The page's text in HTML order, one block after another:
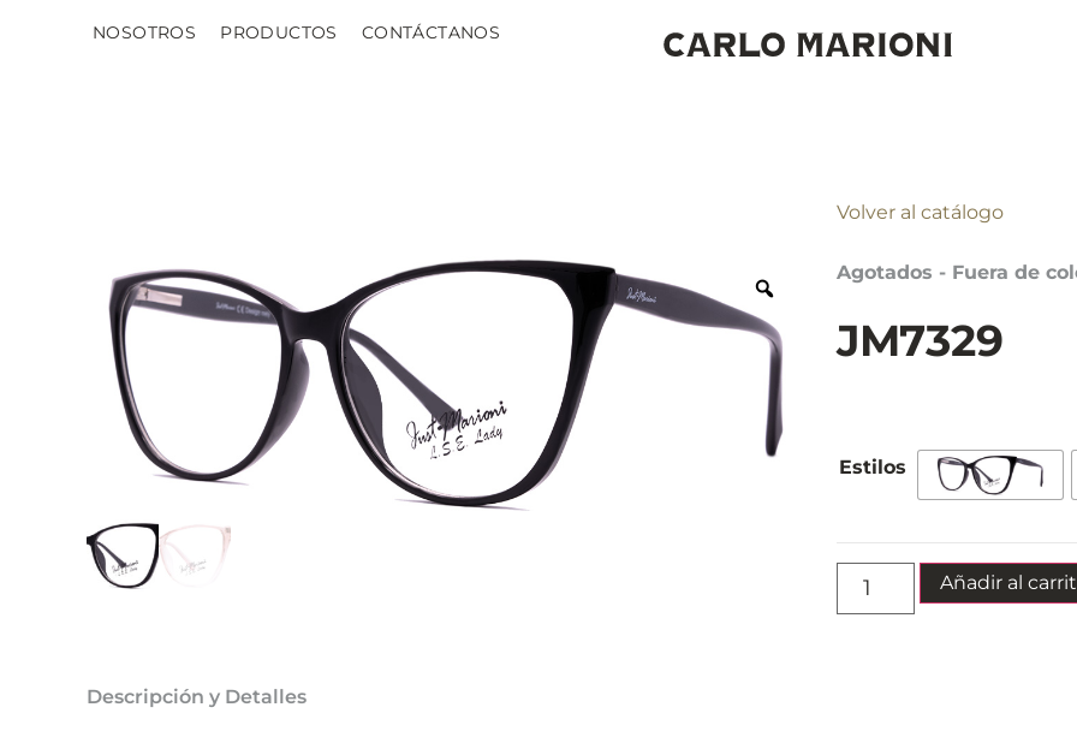
NOSOTROS PRODUCTOS CONTÁCTANOS
Descripción y Detalles
Volver al catálogo
Agotados - Fuera de
JM7329
Añadir al